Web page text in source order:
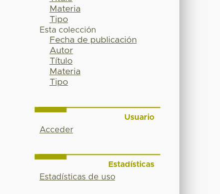
Materia
Tipo
Esta colección
Fecha de publicación
Autor
Título
Materia
Tipo
Usuario
Acceder
Estadísticas
Estadísticas de uso